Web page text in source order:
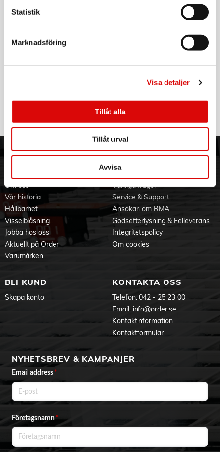
Statistik
Marknadsföring
Visa detaljer
Tillåt alla
Tillåt urval
Avvisa
Rek: 39,00 kr
Tillv. art. nr:
ORDER NORDIC
Om oss
Vår historia
Hållbarhet
Visselblåsning
Jobba hos oss
Aktuellt på Order
Varumärken
KUNDTJÄNST
Vanliga frågor
Service & Support
Ansökan om RMA
Godsefterlysning & Felleverans
Integritetspolicy
Om cookies
BLI KUND
Skapa konto
KONTAKTA OSS
Telefon: 042 - 25 23 00
Email: info@order.se
Kontaktinformation
Kontaktformulär
NYHETSBREV & KAMPANJER
Email address *
Företagsnamn*